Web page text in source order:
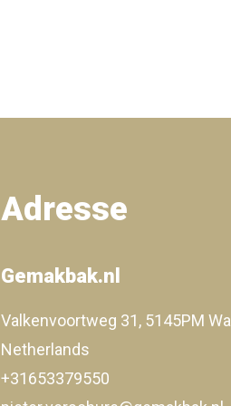
Adresse
Gemakbak.nl
Valkenvoortweg 31, 5145PM
Netherlands
+31653379550